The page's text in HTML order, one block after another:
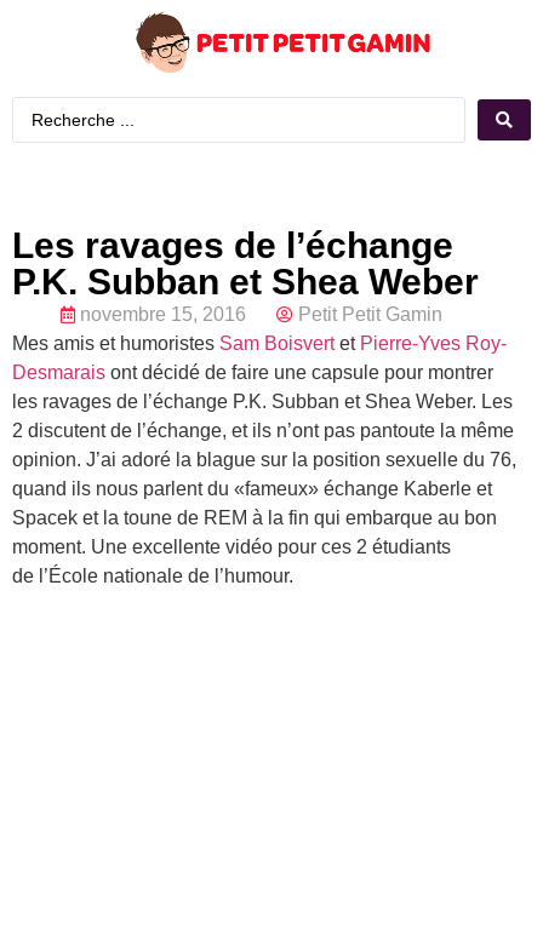
Les ravages de l’échange
P.K. Subban et Shea Weber
novembre 15, 2016
Petit Petit Gamin
Mes amis et humoristes Sam Boisvertet Pierre-Yves Roy-
Desmarais ont décidé de faire une capsule pour montrer
les ravages de l’échange P.K. Subban et Shea Weber. Les
2 discutent de l’échange, et ils n’ont pas pantoute la même
opinion. J’ai adoré la blague sur la position sexuelle du 76,
quand ils nous parlent du «fameux» échange Kaberle et
Spacek et la toune de REM à la fin qui embarque au bon
moment. Une excellente vidéo pour ces 2 étudiants
de l’École nationale de l’humour.